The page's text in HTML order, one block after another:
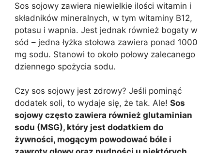
Sos sojowy zawiera niewielkie ilości witamin i
składników mineralnych, w tym witaminy B12,
potasu i wapnia. Jest jednak również bogaty w
sód – jedna łyżka stołowa zawiera ponad 1000
mg sodu. Stanowi to około połowy zalecanego
dziennego spożycia sodu.
Czy sos sojowy jest zdrowy? Jeśli pominąć
dodatek soli, to wydaje się, że tak. Ale! Sos
sojowy często zawiera również glutaminian
sodu (MSG), który jest dodatkiem do
żywności, mogącym powodować bóle i